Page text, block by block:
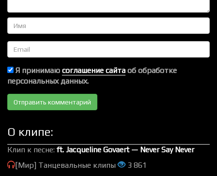
Имя
Email
Я принимаю соглашение сайта об обработке
персональных данных.
О клипе:
Клип к песне:ft. Jacqueline Govaert — Never Say Never
[Мир] Танцевальные клипы
3 861